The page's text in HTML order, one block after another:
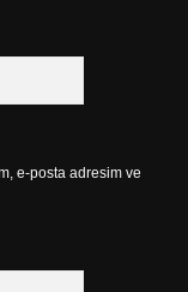
e-posta adresim ve